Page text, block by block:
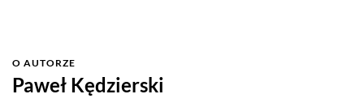
O AUTORZE
Paweł Kędzierski